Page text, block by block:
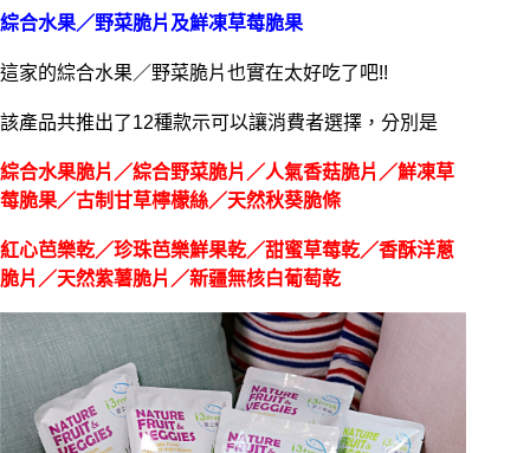
綜合水果／野菜脆片及鮮凍草莓脆果
這家的綜合水果／野菜脆片也實在太好吃了吧!!
該產品共推出了12種款示可以讓消費者選擇，分別是
綜合水果脆片／綜合野菜脆片／人氣香菇脆片／鮮凍草
莓脆果／古制甘草檸檬絲／天然秋葵脆條
紅心芭樂乾／珍珠芭樂鮮果乾／甜蜜草莓乾／香酥洋蔥
脆片／天然紫薯脆片／新疆無核白葡萄乾